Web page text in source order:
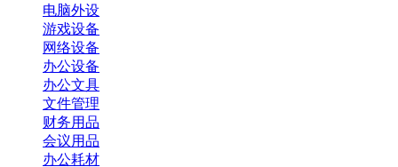
电脑外设
游戏设备
网络设备
办公设备
办公文具
文件管理
财务用品
会议用品
办公耗材